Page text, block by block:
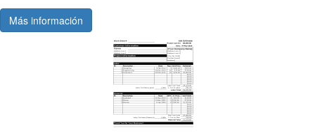
Más información